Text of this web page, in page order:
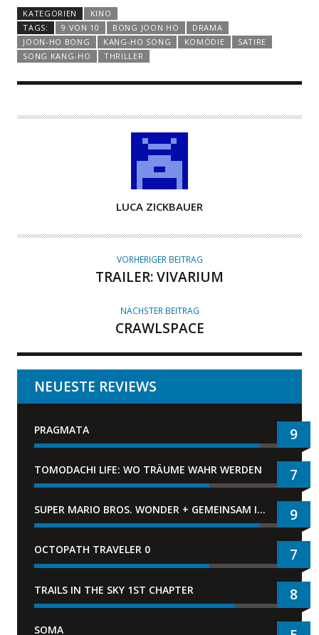
KATEGORIEN
KINO
TAGS:
9 VON 10 BONG JOON HO
DRAMA
JOON-HO BONG
KANG-HO SONG KOMÖDIE
SATIRE
SONG KANG-HO
THRILLER
T
LUCA ZICKBAUER
VORHERIGER BEITRAG
TRAILER: VIVARIUM
NÄCHSTER BEITRAG
CRAWLSPACE
NEUESTE REVIEWS
PRAGMATA 9
TOMODACHI LIFE: WO TRÄUME WAHR WERDEN 7
SUPER MARIO BROS. WONDER + GEMEINSAM IM BELLABEL-PARK 9
OCTOPATH TRAVELER 0 7
TRAILS IN THE SKY 1ST CHAPTER 8
SOMA